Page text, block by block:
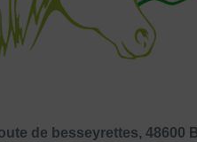
de besseyrettes, 48600